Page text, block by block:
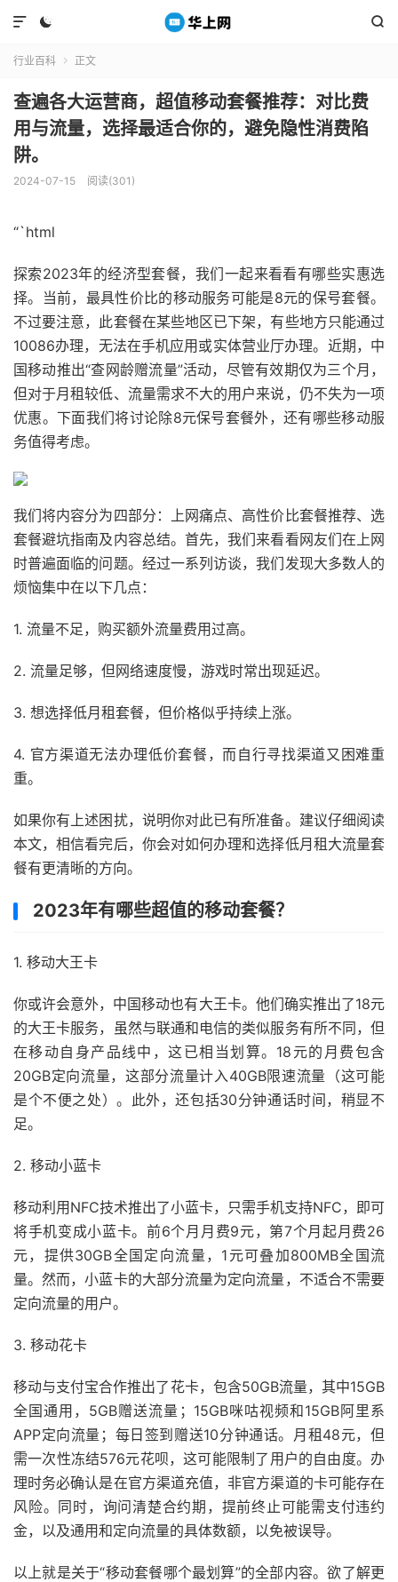
 

行业百科  正文
查遍各大运营商，超值移动套餐推荐：对比费
用与流量，选择最适合你的，避免隐性消费陷
阱。
2024-07-15 阅读(301)
“`html
探索2023年的经济型套餐，我们一起来看看有哪些实惠选
择。当前，最具性价比的移动服务可能是8元的保号套餐。
不过要注意，此套餐在某些地区已下架，有些地方只能通过
10086办理，无法在手机应用或实体营业厅办理。近期，中
国移动推出“查网龄赠流量”活动，尽管有效期仅为三个月，
但对于月租较低、流量需求不大的用户来说，仍不失为一项
优惠。下面我们将讨论除8元保号套餐外，还有哪些移动服
务值得考虑。
我们将内容分为四部分：上网痛点、高性价比套餐推荐、选
套餐避坑指南及内容总结。首先，我们来看看网友们在上网
时普遍面临的问题。经过一系列访谈，我们发现大多数人的
烦恼集中在以下几点：
1. 流量不足，购买额外流量费用过高。
2. 流量足够，但网络速度慢，游戏时常出现延迟。
3. 想选择低月租套餐，但价格似乎持续上涨。
4. 官方渠道无法办理低价套餐，而自行寻找渠道又困难重
重。
如果你有上述困扰，说明你对此已有所准备。建议仔细阅读
本文，相信看完后，你会对如何办理和选择低月租大流量套
餐有更清晰的方向。
2023年有哪些超值的移动套餐？
1. 移动大王卡
你或许会意外，中国移动也有大王卡。他们确实推出了18元
的大王卡服务，虽然与联通和电信的类似服务有所不同，但
在移动自身产品线中，这已相当划算。18元的月费包含
20GB定向流量，这部分流量计入40GB限速流量（这可能
是个不便之处）。此外，还包括30分钟通话时间，稍显不
足。
2. 移动小蓝卡
移动利用NFC技术推出了小蓝卡，只需手机支持NFC，即可
将手机变成小蓝卡。前6个月月费9元，第7个月起月费26
元，提供30GB全国定向流量，1元可叠加800MB全国流
量。然而，小蓝卡的大部分流量为定向流量，不适合不需要
定向流量的用户。
3. 移动花卡
移动与支付宝合作推出了花卡，包含50GB流量，其中15GB
全国通用，5GB赠送流量；15GB咪咕视频和15GB阿里系
APP定向流量；每日签到赠送10分钟通话。月租48元，但
需一次性冻结576元花呗，这可能限制了用户的自由度。办
理时务必确认是在官方渠道充值，非官方渠道的卡可能存在
风险。同时，询问清楚合约期，提前终止可能需支付违约
金，以及通用和定向流量的具体数额，以免被误导。
以上就是关于“移动套餐哪个最划算”的全部内容。欲了解更